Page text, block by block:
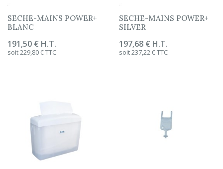
SECHE-MAINS POWER+
BLANC
Prix
191,50 € H.T.
soit 229,80 € TTC
SECHE-MAINS POWER+
SILVER
Prix
197,68 € H.T.
soit 237,22 € TTC